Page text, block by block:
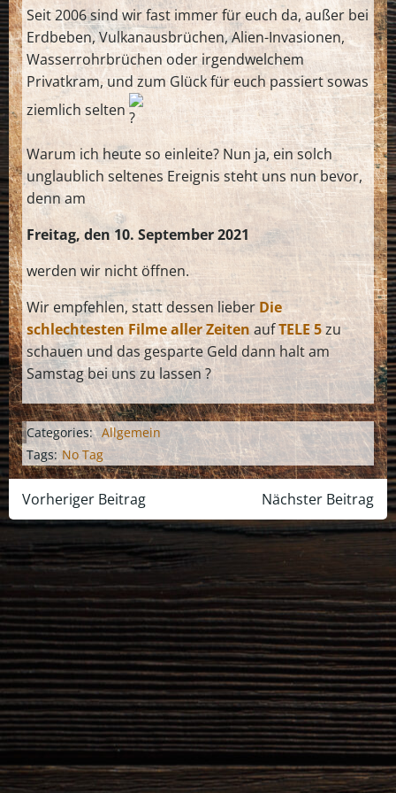
Seit 2006 sind wir fast immer für euch da, außer bei
Erdbeben, Vulkanausbrüchen, Alien-Invasionen,
Wasserrohrbrüchen oder irgendwelchem
Privatkram, und zum Glück für euch passiert sowas
ziemlich selten
Warum ich heute so einleite? Nun ja, ein solch
unglaublich seltenes Ereignis steht uns nun bevor,
denn am
Freitag, den 10. September 2021
werden wir nicht öffnen.
Wir empfehlen, statt dessen lieber Die
schlechtesten Filme aller ZeitenaufTELE 5zu
schauen und das gesparte Geld dann halt am
Samstag bei uns zu lassen ?
Categories: Allgemein
Tags: No Tag
Post
navigation
Vorheriger Beitrag
Post
navigation
Nächster Beitrag